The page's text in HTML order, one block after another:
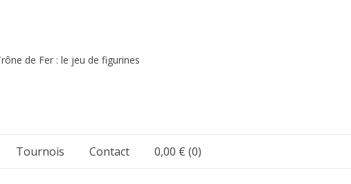
de Fer : le jeu de figurines
Tournois Contact 0,00 € (0)